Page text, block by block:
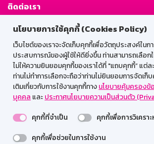
นโยบายการใช้คุกกี้ (Cookies Policy)
เว็บไซต์ของเราจะจัดเก็บคุกกี้เพื่อวัตถุประสงค์ใน
ประสบการณ์ของผู้ใช้ให้ดียิ่งขึ้น ท่านสามารถเลือ
ไม่ให้ความยินยอมคุกกี้ของเราได้ที่ "แถบคุกกี้” แต่ล
ท่านไม่ทำการเลือกจะถือว่าท่านไม่ยินยอมการจัดเ
เติมเกี่ยวกับการใช้งานคุกกี้ทางนโยบายคุ้มครองข้
บุคคล และประกาศนโยบายความเป็นส่วนตัว
คุกกี้ที่จำเป็น
คุกกี้เพื่อการวิเครา
คุกกี้เพื่อช่วยในการใช้งาน
ติดต่อเรา
GSB Society:
สำหรับพนักงาน
Web HR
GSB Wisdom
เข้าสู่ระบบเน็ตเมล